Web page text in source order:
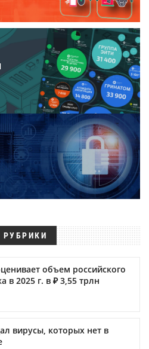
объем российского
в 2025 г. в ₽ 3,55 трлн
вирусы, которых нет в